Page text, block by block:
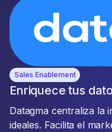
Sales Enablement
Enriquece tus
Datagma centraliza la
ideales. Facilita el